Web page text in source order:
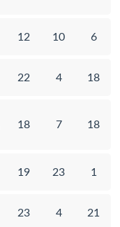
12 10 6
22 4 18
18 7 18
19 23 1
23 4 21